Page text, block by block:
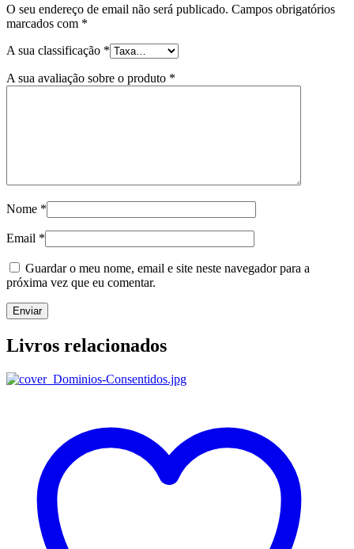
O seu endereço de email não será publicado. Campos obrigatórios
marcados com *
A sua classificação *
A sua avaliação sobre o produto *
Nome *
Email *
Guardar o meu nome, email e site neste navegador para a
próxima vez que eu comentar.
Livros relacionados